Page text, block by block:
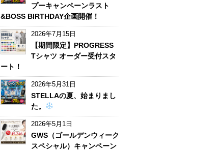
プーキャンペーンラスト
&BOSS BIRTHDAY企画開催！
2026年7月15日
【期間限定】PROGRESS
Tシャツ オーダー受付スタ
ート！
2026年5月31日
STELLAの夏、始まりまし
た。
2026年5月1日
GWS（ゴールデンウィーク
スペシャル）キャンペーン